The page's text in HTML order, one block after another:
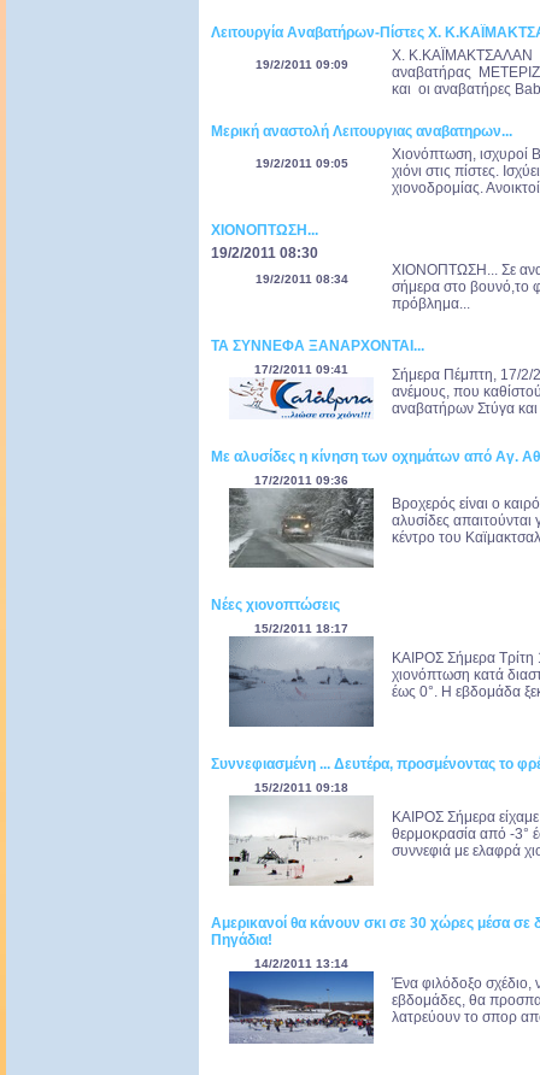
Λειτουργία Αναβατήρων-Πίστες Χ.
19/2/2011 09:09
Χ. Κ.ΚΑΪΜΑΚΤΣΑΛΑΝ
αναβατήρας
και οι αναβατήρες
Μερική αναστολή Λειτουργιας αναβατηρων...
19/2/2011 09:05
Χιονόπτωση, ισχυροί
χιόνι στις πίστες.
χιονοδρομίας.
ΧΙΟΝΟΠΤΩΣΗ...
19/2/2011 08:30
19/2/2011 08:34
ΧΙΟΝΟΠΤΩΣΗ... Σε
σήμερα στο βουνό,το
πρόβλημα...
ΤΑ ΣΥΝΝΕΦΑ ΞΑΝΑΡΧΟΝΤΑΙ...
17/2/2011 09:41
Σήμερα Πέμπτη, 17/2/
ανέμους, που
αναβατήρων Στύγα και
Με αλυσίδες η κίνηση των οχημάτων από Αγ.
17/2/2011 09:36
Βροχερός είναι ο
αλυσίδες
κέντρο του
Νέες χιονοπτώσεις
15/2/2011 18:17
ΚΑΙΡΟΣ Σήμερα Τρίτη
χιονόπτωση κατά
έως 0°. Η εβδομάδα
Συννεφιασμένη ... Δευτέρα, προσμένοντας το
15/2/2011 09:18
ΚΑΙΡΟΣ Σήμερα
θερμοκρασία από -3°
συννεφιά με ελαφρά
Αμερικανοί θα κάνουν σκι σε 30 χώρες μέσα σε
Πηγάδια!
14/2/2011 13:14
Ένα φιλόδοξο σχέδιο,
εβδομάδες, θα
λατρεύουν το σπορ